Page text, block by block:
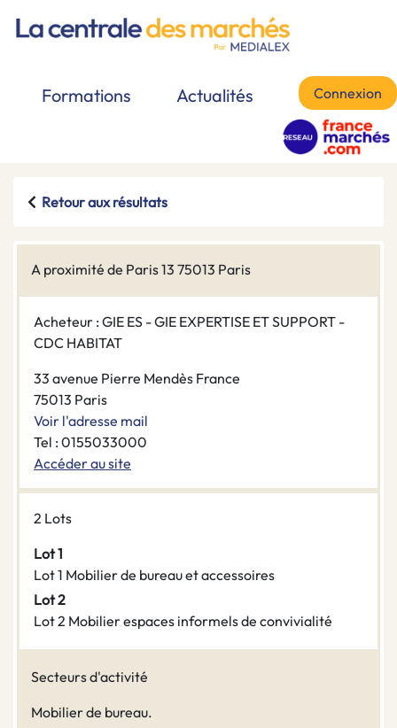
Formations Actualités Connexion
Retour aux résultats
A proximité de Paris 13 75013 Paris
Acheteur : GIE ES - GIE EXPERTISE ET SUPPORT -
CDC HABITAT
33 avenue Pierre Mendès France
75013 Paris
Voir l'adresse mail
Tel : 0155033000
Accéder au site
2 Lots
Lot 1
Lot 1 Mobilier de bureau et accessoires
Lot 2
Lot 2 Mobilier espaces informels de convivialité
Secteurs d'activité
Mobilier de bureau.